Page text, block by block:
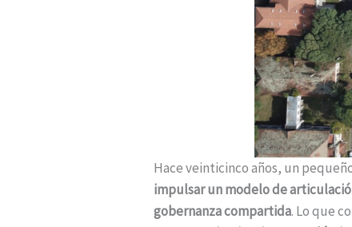
Hace veinticinco años, un
impulsar un modelo de
gobernanza compartida. Lo que